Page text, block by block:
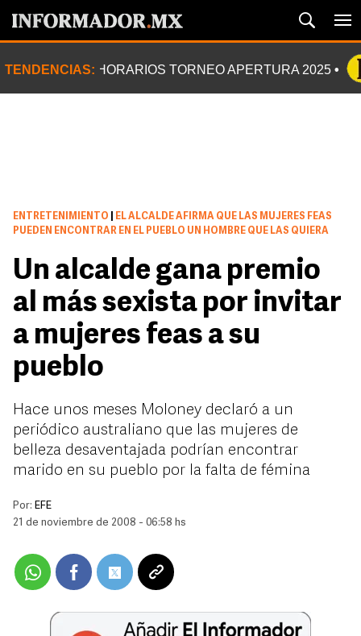
TENDENCIAS: HORARIOS TORNEO APERTURA 2025
ENTRETENIMIENTO
EL ALCALDE AFIRMA QUE LAS MUJERES FEAS
PUEDEN ENCONTRAR EN EL PUEBLO UN HOMBRE QUE LAS QUIERA
Un alcalde gana premio
al más sexista por invitar
a mujeres feas a su
pueblo
Hace unos meses Moloney declaró a un
periódico australiano que las mujeres de
belleza desaventajada podrían encontrar
marido en su pueblo por la falta de fémina
Por: EFE
21 de noviembre de 2008 - 06:58 hs